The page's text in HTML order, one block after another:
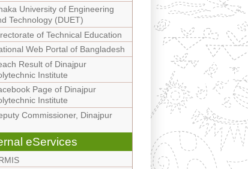
University of Engineering
Technology (DUET)
of Technical Education
Web Portal of Bangladesh
Result of Dinajpur
Institute
Page of Dinajpur
Institute
Commissioner, Dinajpur
eServices